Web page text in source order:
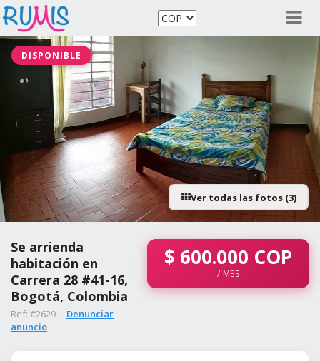
DISPONIBLE
Ver todas las fotos (3)
Se arrienda
habitación en
Carrera 28 #41-16,
Bogotá, Colombia
Ref: #2629 · Denunciar
anuncio
$ 600.000 COP
/ MES